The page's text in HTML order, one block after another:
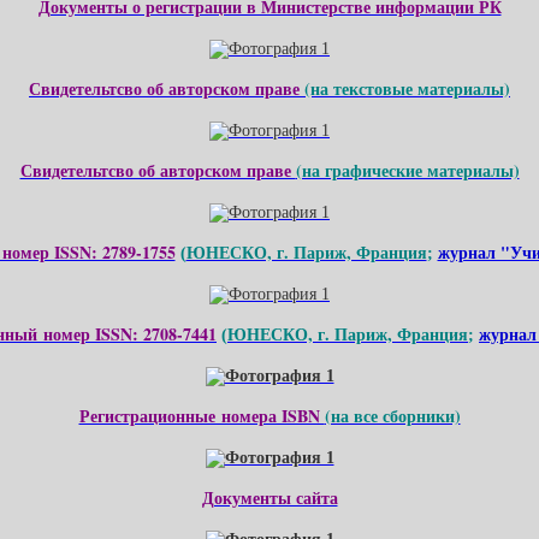
Документы о регистрации в Министерстве информации РК
Свидетельтсво об авторском праве(на текстовые материалы)
Свидетельтсво об авторском праве(на графические материалы)
ISSN: 2789-1755 (ЮНЕСКО, г. Париж, Франция; журнал
номер ISSN: 2708-7441 (ЮНЕСКО, г. Париж, Франция;
Регистрационные номера ISBN(на все сборники)
Документы сайта